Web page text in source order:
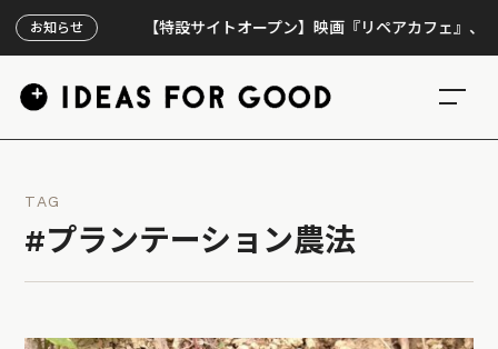
お知らせ 【特設サイトオープン】映画『リペアカフェ』、上映
TAG
#プランテーション農法